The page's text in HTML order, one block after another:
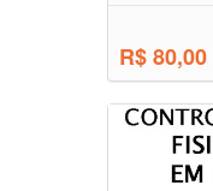
R$ 80,00